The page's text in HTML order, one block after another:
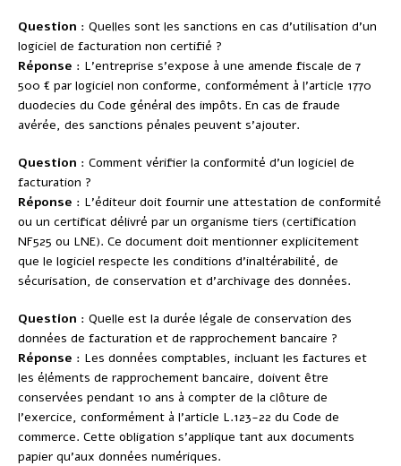
Question : Quelles sont les sanctions en cas d’utilisation d’un
logiciel de facturation non certifié ?
Réponse : L’entreprise s’expose à une amende fiscale de 7
500 € par logiciel non conforme, conformément à l’article 1770
duodecies du Code général des impôts. En cas de fraude
avérée, des sanctions pénales peuvent s’ajouter.
Question : Comment vérifier la conformité d’un logiciel de
facturation ?
Réponse : L’éditeur doit fournir une attestation de conformité
ou un certificat délivré par un organisme tiers (certification
NF525 ou LNE). Ce document doit mentionner explicitement
que le logiciel respecte les conditions d’inaltérabilité, de
sécurisation, de conservation et d’archivage des données.
Question : Quelle est la durée légale de conservation des
données de facturation et de rapprochement bancaire ?
Réponse : Les données comptables, incluant les factures et
les éléments de rapprochement bancaire, doivent être
conservées pendant 10 ans à compter de la clôture de
l’exercice, conformément à l’article L.123-22 du Code de
commerce. Cette obligation s’applique tant aux documents
papier qu’aux données numériques.